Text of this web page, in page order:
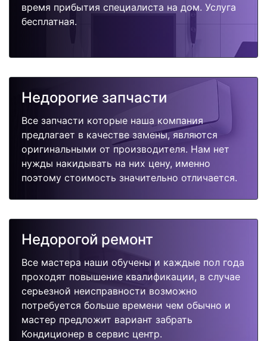
время прибытия специалиста на дом. Услуга
бесплатная.
Недорогие запчасти
Все запчасти которые наша компания
предлагает в качестве замены, являются
оригинальными от производителя. Нам нет
нужды накидывать на них цену, именно
поэтому стоимость значительно отличается.
Недорогой ремонт
Все мастера наши обучены и каждые пол года
проходят повышение квалификации, в случае
серьезной неисправности возможно
потребуется больше времени чем обычно и
мастер предложит вариант забрать
Кондиционер в сервис центр.